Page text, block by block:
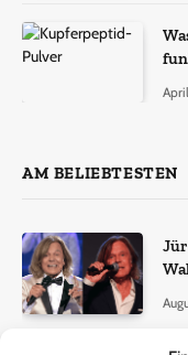
AM BELIEBTESTEN